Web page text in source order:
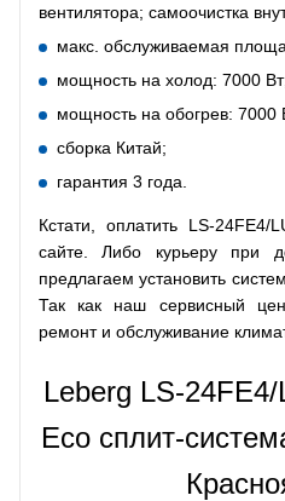
вентилятора; самоочистка
макс. обслуживаемая
мощность на холод: 7000
мощность на обогрев: 7000
сборка Китай;
гарантия 3 года.
Кстати, оплатить LS-
сайте. Либо курьеру при
предлагаем установить
Так как наш сервисный
ремонт и обслуживание
Leberg LS-
Eco сплит-